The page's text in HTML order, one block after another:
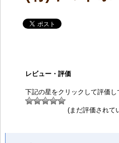
レビュー・評価
下記の星をクリックして評価し
(まだ評価されて